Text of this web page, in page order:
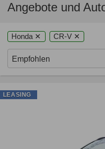
Angebote und
Honda ✕ CR-V ✕
LEASING